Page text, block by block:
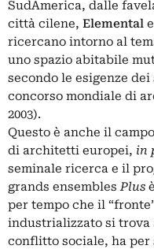
SudAmerica, dalle
città cilene, Elemental
ricercano intorno al
uno spazio abitabile
secondo le esigenze
concorso mondiale di
2003).
Questo è anche il
di architetti europei, in
seminale ricerca e il
grands ensemblesPlus
per tempo che il
industrializzato si trova
conflitto sociale, ha per